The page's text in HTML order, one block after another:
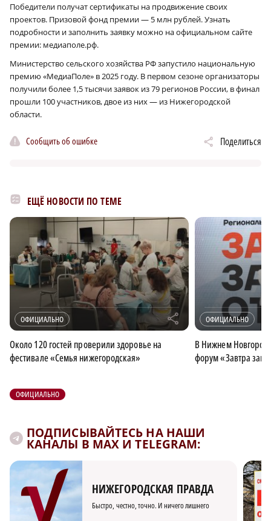
Победители получат сертификаты на продвижение своих
проектов. Призовой фонд премии — 5 млн рублей. Узнать
подробности и заполнить заявку можно на официальном сайте
премии: медиаполе.рф.
Министерство сельского хозяйства РФ запустило национальную
премию «МедиаПоле» в 2025 году. В первом сезоне организаторы
получили более 1,5 тысячи заявок из 79 регионов России, в финал
прошли 100 участников, двое из них — из Нижегородской
области.
Сообщить об ошибке Поделиться
ЕЩЁ НОВОСТИ ПО ТЕМЕ
ОФИЦИАЛЬНО r
Около 120 гостей проверили здоровье на
фестивале «Семья нижегородская»
ОФИЦИАЛЬНО
В Нижнем
форум «Завтра
ОФИЦИАЛЬНО
ПОДПИСЫВАЙТЕСЬ НА НАШИ
КАНАЛЫ В MAX И TELEGRAM:
НИЖЕГОРОДСКАЯ ПРАВДА
Быстро, честно, точно. И ничего лишнего